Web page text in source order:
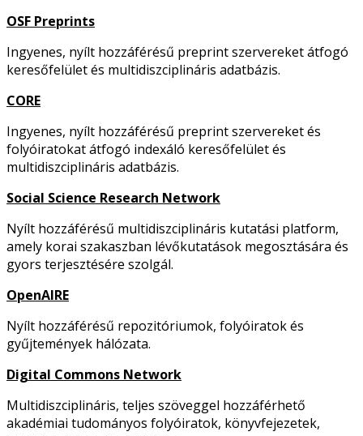
OSF Preprints
Ingyenes, nyílt hozzáférésű preprint szervereket átfogó
keresőfelület és multidiszciplináris adatbázis.
CORE
Ingyenes, nyílt hozzáférésű preprint szervereket és
folyóiratokat átfogó indexáló keresőfelület és
multidiszciplináris adatbázis.
Social Science Research Network
Nyílt hozzáférésű multidiszciplináris kutatási platform,
amely korai szakaszban lévőkutatások megosztására és
gyors terjesztésére szolgál.
OpenAIRE
Nyílt hozzáférésű repozitóriumok, folyóiratok és
gyűjtemények hálózata.
Digital Commons Network
Multidiszciplináris, teljes szöveggel hozzáférhető
akadémiai tudományos folyóiratok, könyvfejezetek,